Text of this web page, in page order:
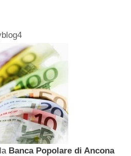
Banca Popolare di Ancona